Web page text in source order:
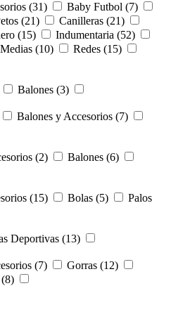
(31)
Baby Futbol (7)
(21)
Canilleras (21)
(15)
Indumentaria (52)
Medias (10)
Redes (15)
Balones (3)
Balones y Accesorios (7)
(2)
Balones (6)
(15) Bolas (5)
Palos
Deportivas (13)
(7)
Gorras (12)